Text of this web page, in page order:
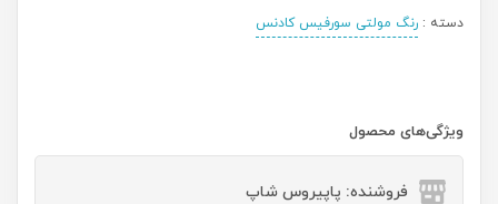
دسته : رنگ مولتی سورفیس کادنس
ویژگی‌های محصول
فروشنده: پاپیروس شاپ